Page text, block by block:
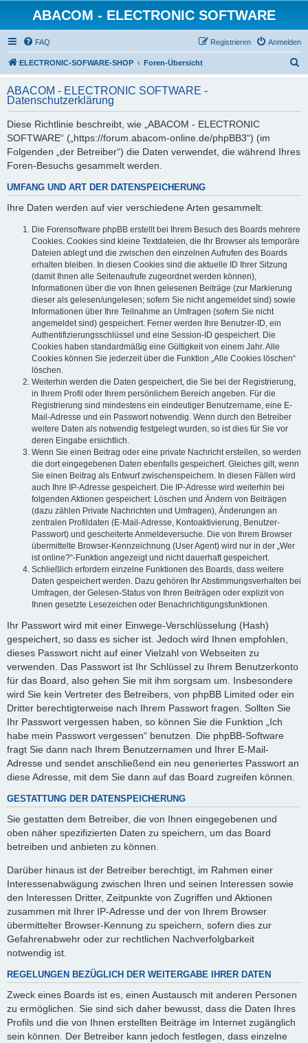
ABACOM - ELECTRONIC SOFTWARE
FAQ Anmelden
Registrieren
ELECTRONIC-SOFWARE-SHOP Foren-Übersicht
h
ABACOM - ELECTRONIC SOFTWARE -
Datenschutzerklärung
Diese Richtlinie beschreibt, wie „ABACOM - ELECTRONIC
SOFTWARE“ („https://forum.abacom-online.de/phpBB3“) (im
Folgenden „der Betreiber“) die Daten verwendet, die während Ihres
Foren-Besuchs gesammelt werden.
UMFANG UND ART DER DATENSPEICHERUNG
Ihre Daten werden auf vier verschiedene Arten gesammelt:
Die Forensoftware phpBB erstellt bei Ihrem Besuch des Boards mehrere
Cookies. Cookies sind kleine Textdateien, die Ihr Browser als temporäre
Dateien ablegt und die zwischen den einzelnen Aufrufen des Boards
erhalten bleiben. In diesen Cookies sind die aktuelle ID Ihrer Sitzung
(damit Ihnen alle Seitenaufrufe zugeordnet werden können),
Informationen über die von Ihnen gelesenen Beiträge (zur Markierung
dieser als gelesen/ungelesen; sofern Sie nicht angemeldet sind) sowie
Informationen über Ihre Teilnahme an Umfragen (sofern Sie nicht
angemeldet sind) gespeichert. Ferner werden Ihre Benutzer-ID, ein
Authentifizierungsschlüssel und eine Session-ID gespeichert. Die
Cookies haben standardmäßig eine Gültigkeit von einem Jahr. Alle
Cookies können Sie jederzeit über die Funktion „Alle Cookies löschen“
löschen.
Weiterhin werden die Daten gespeichert, die Sie bei der Registrierung,
in Ihrem Profil oder Ihrem persönlichem Bereich angeben. Für die
Registrierung sind mindestens ein eindeutiger Benutzername, eine E-
Mail-Adresse und ein Passwort notwendig. Wenn durch den Betreiber
weitere Daten als notwendig festgelegt wurden, so ist dies für Sie vor
deren Eingabe ersichtlich.
Wenn Sie einen Beitrag oder eine private Nachricht erstellen, so werden
die dort eingegebenen Daten ebenfalls gespeichert. Gleiches gilt, wenn
Sie einen Beitrag als Entwurf zwischenspeichern. In diesen Fällen wird
auch Ihre IP-Adresse gespeichert. Die IP-Adresse wird weiterhin bei
folgenden Aktionen gespeichert: Löschen und Ändern von Beiträgen
(dazu zählen Private Nachrichten und Umfragen), Änderungen an
zentralen Profildaten (E-Mail-Adresse, Kontoaktivierung, Benutzer-
Passwort) und gescheiterte Anmeldeversuche. Die von Ihrem Browser
übermittelte Browser-Kennzeichnung (User Agent) wird nur in der „Wer
ist online?“-Funktion angezeigt und nicht dauerhaft gespeichert.
Schließlich erfordern einzelne Funktionen des Boards, dass weitere
Daten gespeichert werden. Dazu gehören Ihr Abstimmungsverhalten bei
Umfragen, der Gelesen-Status von Ihren Beiträgen oder explizit von
Ihnen gesetzte Lesezeichen oder Benachrichtigungsfunktionen.
Ihr Passwort wird mit einer Einwege-Verschlüsselung (Hash)
gespeichert, so dass es sicher ist. Jedoch wird Ihnen empfohlen,
dieses Passwort nicht auf einer Vielzahl von Webseiten zu
verwenden. Das Passwort ist Ihr Schlüssel zu Ihrem Benutzerkonto
für das Board, also gehen Sie mit ihm sorgsam um. Insbesondere
wird Sie kein Vertreter des Betreibers, von phpBB Limited oder ein
Dritter berechtigterweise nach Ihrem Passwort fragen. Sollten Sie
Ihr Passwort vergessen haben, so können Sie die Funktion „Ich
habe mein Passwort vergessen“ benutzen. Die phpBB-Software
fragt Sie dann nach Ihrem Benutzernamen und Ihrer E-Mail-
Adresse und sendet anschließend ein neu generiertes Passwort an
diese Adresse, mit dem Sie dann auf das Board zugreifen können.
GESTATTUNG DER DATENSPEICHERUNG
Sie gestatten dem Betreiber, die von Ihnen eingegebenen und
oben näher spezifizierten Daten zu speichern, um das Board
betreiben und anbieten zu können.
Darüber hinaus ist der Betreiber berechtigt, im Rahmen einer
Interessenabwägung zwischen Ihren und seinen Interessen sowie
den Interessen Dritter, Zeitpunkte von Zugriffen und Aktionen
zusammen mit Ihrer IP-Adresse und der von Ihrem Browser
übermittelter Browser-Kennung zu speichern, sofern dies zur
Gefahrenabwehr oder zur rechtlichen Nachverfolgbarkeit
notwendig ist.
REGELUNGEN BEZÜGLICH DER WEITERGABE IHRER DATEN
Zweck eines Boards ist es, einen Austausch mit anderen Personen
zu ermöglichen. Sie sind sich daher bewusst, dass die Daten Ihres
Profils und die von Ihnen erstellten Beiträge im Internet zugänglich
sein können. Der Betreiber kann jedoch festlegen, dass einzelne